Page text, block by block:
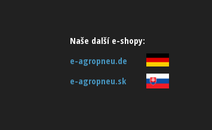
Naše další e-shopy:
e-agropneu.de
e-agropneu.sk